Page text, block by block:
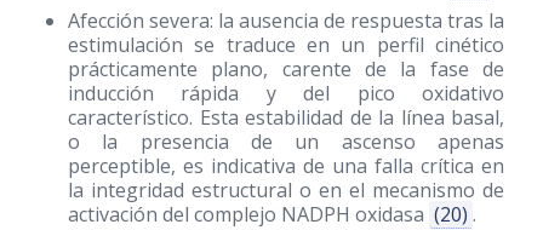
Afección severa: la ausencia de respuesta tras la
estimulación se traduce en un perfil cinético
prácticamente plano, carente de la fase de
inducción rápida y del pico oxidativo
característico. Esta estabilidad de la línea basal,
o la presencia de un ascenso apenas
perceptible, es indicativa de una falla crítica en
la integridad estructural o en el mecanismo de
activación del complejo NADPH oxidasa (20) .